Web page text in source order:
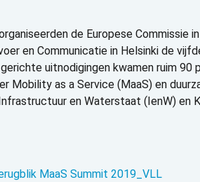
de Europese Commissie
en Communicatie in Helsinki de
uitnodigingen kwamen ruim 90
Mobility as a Service (MaaS) en
en Waterstaat (IenW) en
MaaS Summit 2019_VLL